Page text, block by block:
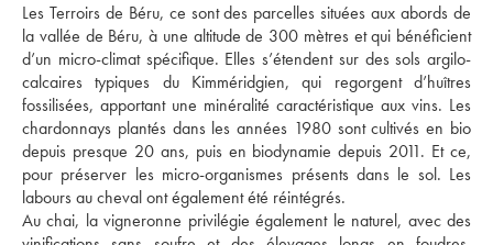
Les Terroirs de Béru, ce sont des parcelles situées aux abords de
la vallée de Béru, à une altitude de 300 mètres et qui bénéficient
d’un micro-climat spécifique. Elles s’étendent sur des sols argilo-
calcaires typiques du Kimméridgien, qui regorgent d’huîtres
fossilisées, apportant une minéralité caractéristique aux vins. Les
chardonnays plantés dans les années 1980 sont cultivés en bio
depuis presque 20 ans, puis en biodynamie depuis 2011. Et ce,
pour préserver les micro-organismes présents dans le sol. Les
labours au cheval ont également été réintégrés.
Au chai, la vigneronne privilégie également le naturel, avec des